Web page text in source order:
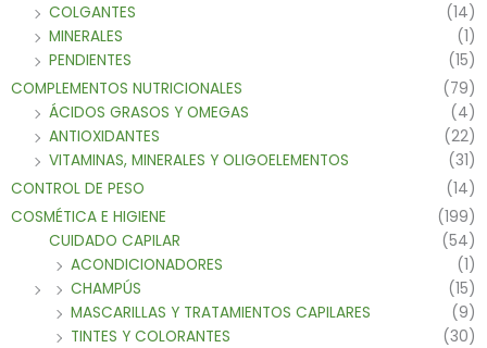
COLGANTES
(14)
MINERALES
(1)
PENDIENTES
(15)
COMPLEMENTOS NUTRICIONALES
(79)
ÁCIDOS GRASOS Y OMEGAS
(4)
ANTIOXIDANTES
(22)
VITAMINAS, MINERALES Y OLIGOELEMENTOS
(31)
CONTROL DE PESO
(14)
COSMÉTICA E HIGIENE
(199)
CUIDADO CAPILAR
(54)
ACONDICIONADORES
(1)
CHAMPÚS
(15)
MASCARILLAS Y TRATAMIENTOS CAPILARES
(9)
TINTES Y COLORANTES
(30)